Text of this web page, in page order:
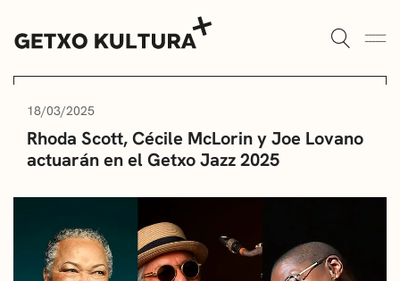
AGENDA
MUXIKEBARRI
CONTACTO
ENTRADAS
AULAS DE CULTURA
ALGORTA
18/03/2025
Rhoda Scott, Cécile McLorin y Joe Lovano
actuarán en el Getxo Jazz 2025